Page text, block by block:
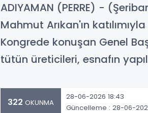
ADIYAMAN (PERRE) -
Mahmut Arıkan'ın
Kongrede konuşan Genel
tütün üreticileri, esnafın
322 OKUNMA
28-06-2026 18:43
Güncelleme : 28-06-